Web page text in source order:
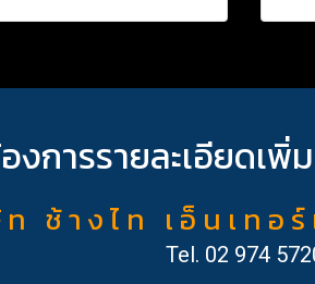
งการรายละเอียดเพิ่
ท ช้ า ง ไ ท เ อ็ น เ ท อ
Tel. 02 974